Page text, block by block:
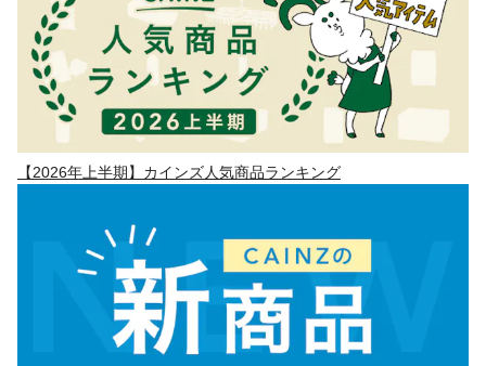
【2026年上半期】カインズ人気商品ランキング